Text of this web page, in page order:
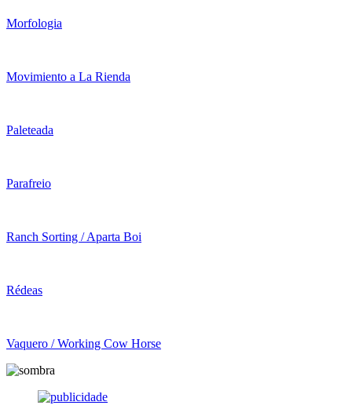
Morfologia
Movimiento a La Rienda
Paleteada
Parafreio
Ranch Sorting / Aparta Boi
Rédeas
Vaquero / Working Cow Horse